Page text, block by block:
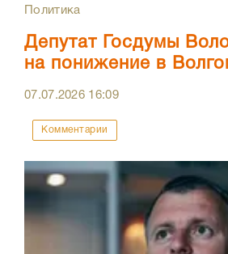
Политика
Депутат Госдумы
на понижение в
07.07.2026 16:09
Комментарии